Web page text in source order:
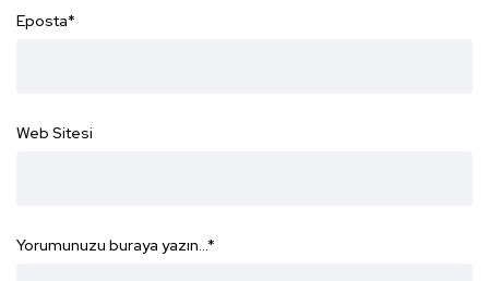
Eposta*
Web Sitesi
Yorumunuzu buraya yazın...*